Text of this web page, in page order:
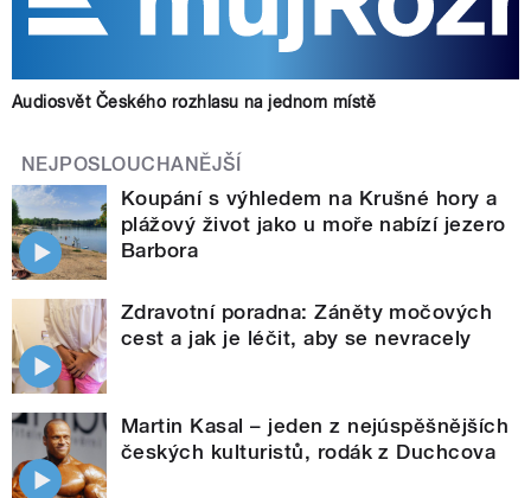
Audiosvět Českého rozhlasu na jednom místě
NEJPOSLOUCHANĚJŠÍ
Koupání s výhledem na Krušné hory a
plážový život jako u moře nabízí jezero
Barbora
Zdravotní poradna: Záněty močových
cest a jak je léčit, aby se nevracely
Martin Kasal – jeden z nejúspěšnějších
českých kulturistů, rodák z Duchcova